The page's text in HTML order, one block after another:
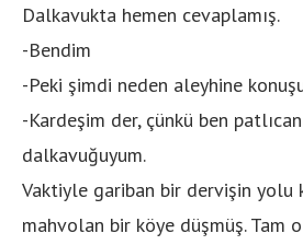
Dalkavukta hemen cevaplamış.
-Bendim
-Peki şimdi neden aleyhine
-Kardeşim der, çünkü ben
dalkavuğuyum.
Vaktiyle gariban bir dervişin yolu
mahvolan bir köye düşmüş. Tam